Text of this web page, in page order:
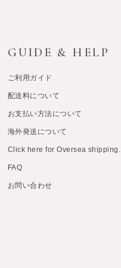
GUIDE & HELP
ご利用ガイド
配送料について
お支払い方法について
海外発送について
Click here for Oversea shipping.
FAQ
お問い合わせ